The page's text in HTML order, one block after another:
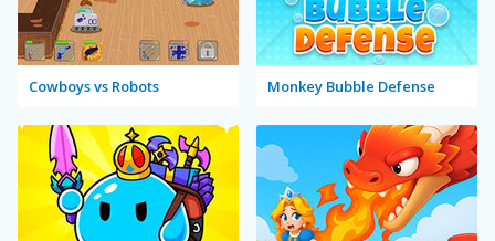
Cowboys vs Robots Monkey Bubble Defense